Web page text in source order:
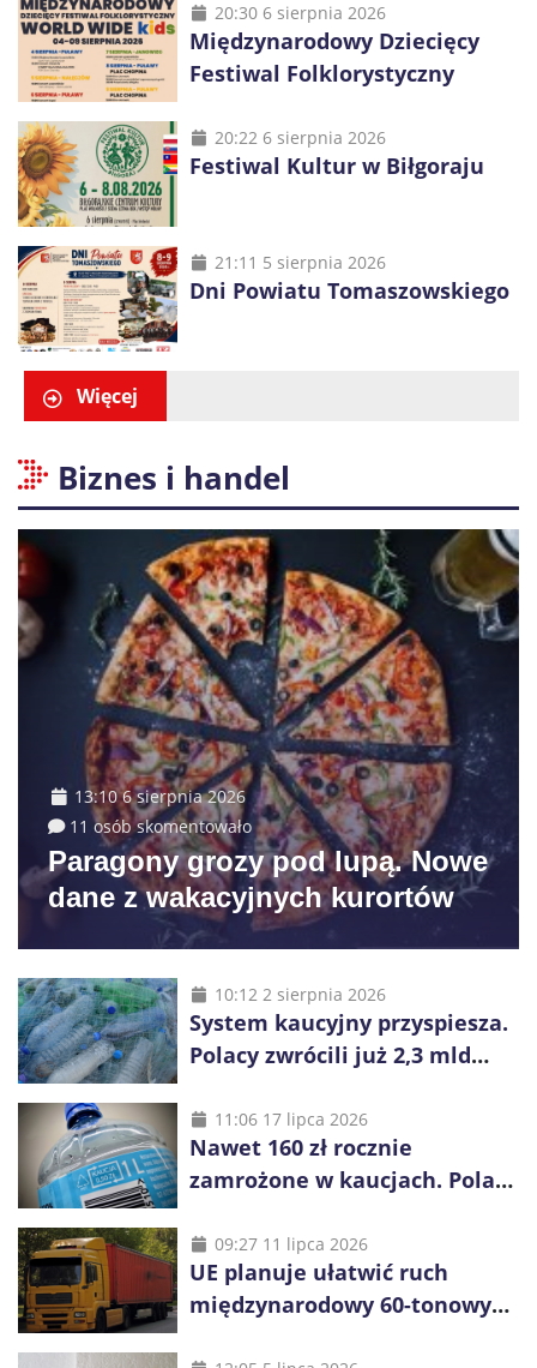
20:30 6 sierpnia 2026
Międzynarodowy Dziecięcy
Festiwal Folklorystyczny
20:22 6 sierpnia 2026
Festiwal Kultur w Biłgoraju
21:11 5 sierpnia 2026
Dni Powiatu Tomaszowskiego
Więcej
Biznes i handel
13:10 6 sierpnia 2026
11 osób skomentowało
Paragony grozy pod lupą. Nowe
dane z wakacyjnych kurortów
10:12 2 sierpnia 2026
System kaucyjny przyspiesza.
Polacy zwrócili już 2,3 mld
11:06 17 lipca 2026
Nawet 160 zł rocznie
zamrożone w kaucjach. Polacy
vouchery
09:27 11 lipca 2026
UE planuje ułatwić ruch
międzynarodowy 60-tonowych